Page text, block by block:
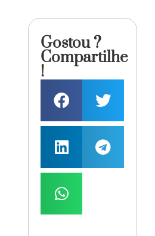
Gostou ?
Compartilhe
!